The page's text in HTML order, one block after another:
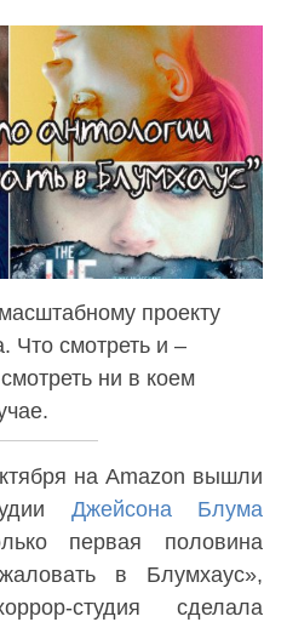
проекту
Что смотреть и –
ни в коем
на Amazon вышли
Джейсона Блума
первая половина
в Блумхаус»,
студия сделала